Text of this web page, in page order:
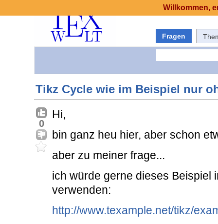
Fragen
Tikz Cycle wie im Beispiel nur
0
Hi,
bin ganz heu hier, aber schon
aber zu meiner frage...
ich würde gerne dieses Beispiel
verwenden:
http://www.texample.net/tikz/
Willkommen,